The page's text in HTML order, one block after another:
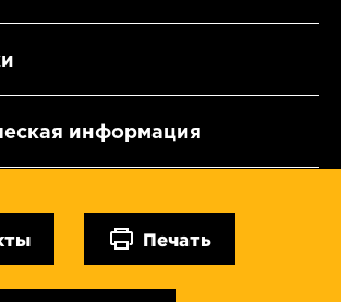
информация
Печать